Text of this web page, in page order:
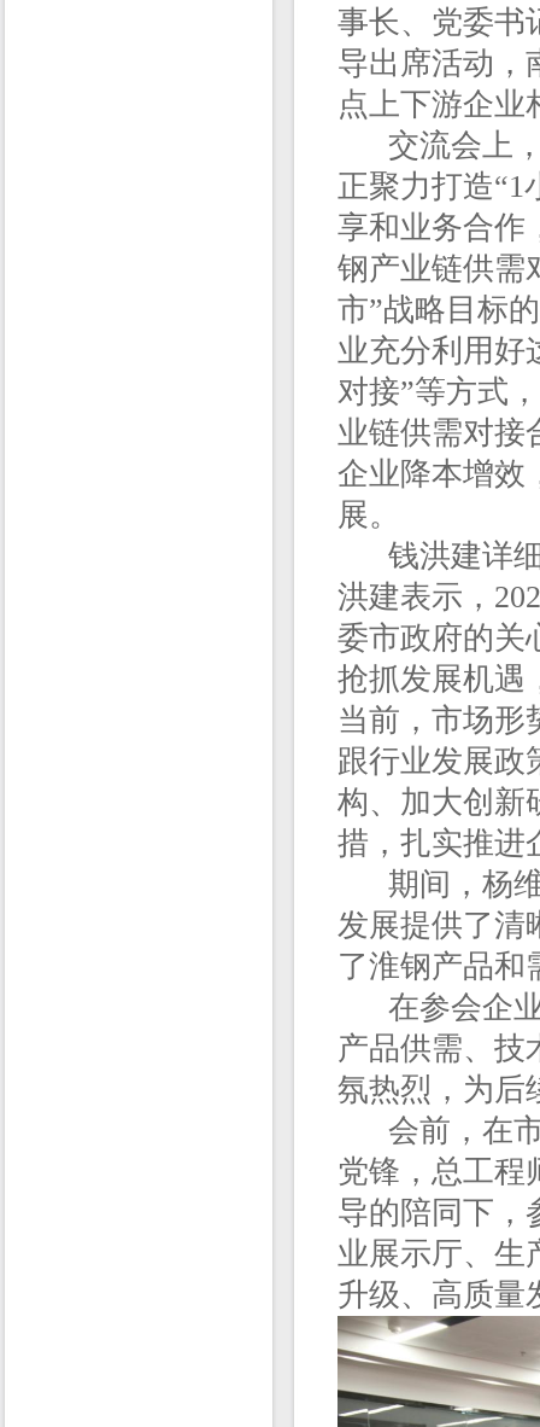
事长、党委书
导出席活动，
点上下游企业
交流会上，
正聚力打造“1
享和业务合作
钢产业链供需
市”战略目标
业充分利用好
对接”等方式
业链供需对接
企业降本增效
展。
钱洪建详细
洪建表示，
委市政府的关
抢抓发展机遇
当前，市场形
跟行业发展政
构、加大创新
措，扎实推进
期间，杨维
发展提供了清
了淮钢产品和
在参会企业
产品供需、技
氛热烈，为后
会前，在市
党锋，总工程
导的陪同下，
业展示厅、生
升级、高质量